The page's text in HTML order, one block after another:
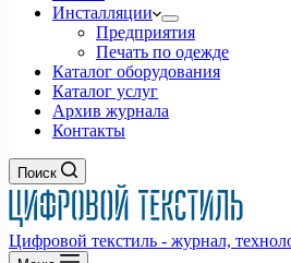
Инсталляции
Предприятия
Печать по одежде
Каталог оборудования
Каталог услуг
Архив журнала
Контакты
Поиск
Цифровой текстиль - журнал,